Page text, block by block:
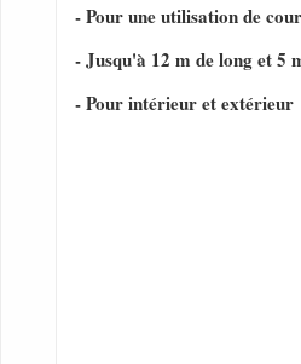
- Pour une utilisation de
- Jusqu'à 12 m de long et 5
- Pour intérieur et extérieur